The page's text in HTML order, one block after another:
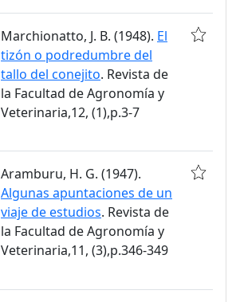
Marchionatto, J. B. (1948). El
tizón o podredumbre del
tallo del conejito. Revista de
la Facultad de Agronomía y
Veterinaria,12, (1),p.3-7
Aramburu, H. G. (1947).
Algunas apuntaciones de un
viaje de estudios. Revista de
la Facultad de Agronomía y
Veterinaria,11, (3),p.346-349